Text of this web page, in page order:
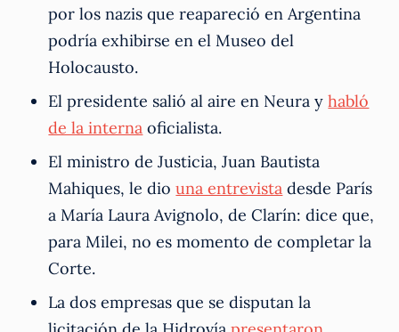
por los nazis que reapareció en Argentina
podría exhibirse en el Museo del
Holocausto.
El presidente salió al aire en Neura yhabló
de la interna oficialista.
El ministro de Justicia, Juan Bautista
Mahiques, le diouna entrevista desde París
a María Laura Avignolo, de Clarín: dice que,
para Milei, no es momento de completar la
Corte.
La dos empresas que se disputan la